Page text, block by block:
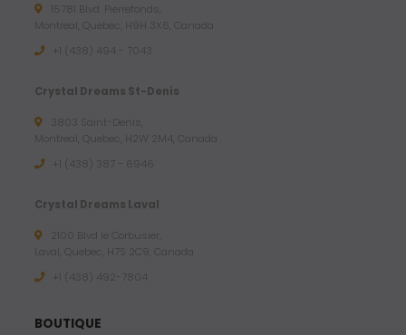
15781 Blvd. Pierrefonds,
Montreal, Quebec, H9H 3X6, Canada
+1 (438) 494 - 7043
Crystal Dreams St-Denis
3803 Saint-Denis,
Montreal, Quebec, H2W 2M4, Canada
+1 (438) 387 - 6946
Crystal Dreams Laval
2100 Blvd le Corbusier,
Laval, Quebec, H7S 2C9, Canada
+1 ‪(438) 492-7804‬
BOUTIQUE